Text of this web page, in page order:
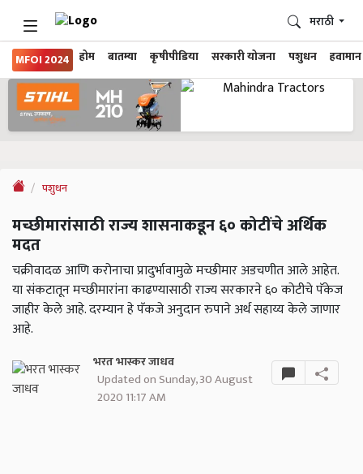
MFOI 2024 होम बातम्या कृषीपीडिया सरकारी योजना पशुधन हवामान
मराठी
पशुधन
मच्छीमारांसाठी राज्य शासनाकडून ६० कोटींचे अर्थिक
मदत
चक्रीवादळ आणि करोनाचा प्रादुर्भावामुळे मच्छीमार अडचणीत आले आहेत.
या संकटातून मच्छीमारांना काढण्यासाठी राज्य सरकारने ६० कोटीचे पॅकेज
जाहीर केले आहे. दरम्यान हे पॅकजे अनुदान रुपाने अर्थ सहाय्य केले जाणार
आहे.
भरत भास्कर जाधव
Updated on Sunday, 30 August
2020 11:17 AM